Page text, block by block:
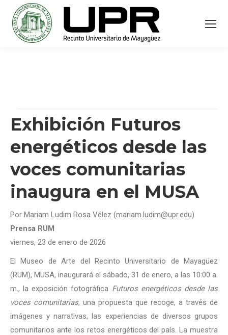
Exhibición Futuros
energéticos desde las
voces comunitarias
inaugura en el MUSA
Por Mariam Ludim Rosa Vélez (mariam.ludim@upr.edu)
Prensa RUM
viernes, 23 de enero de 2026
El Museo de Arte del Recinto Universitario de Mayagüez
(RUM), MUSA, inaugurará el sábado, 31 de enero, a las 10:00 a.
m., la exposición fotográfica Futuros energéticos desde las
voces comunitarias, una propuesta que recoge, a través de
imágenes y narrativas, las experiencias de diversos grupos
comunitarios ante los retos energéticos del país. La muestra